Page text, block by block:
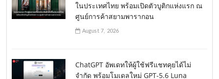
ในประเทศไทย พร้อมเปิดตัวบูติกแห่งแรก ณ
ศูนย์การค้าสยามพารากอน
August 7, 2026
ChatGPT อัพเดทให้ผู้ใช้ฟรีแชทคุยได้ไม่
จำกัด พร้อมโมเดลใหม่ GPT-5.6 Luna